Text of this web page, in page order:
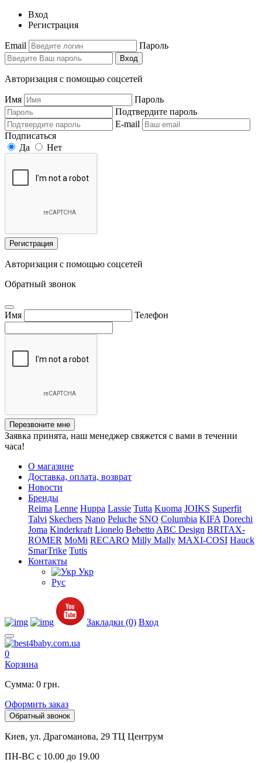
Вход
Регистрация
Email Пароль
Вход
Авторизация с помощью соцсетей
Имя
Пароль
Подтвердите пароль
E-mail
Подписаться
Да
Нет
Регистрация
Авторизация с помощью соцсетей
Обратный звонок
Имя Телефон
Перезвоните мне
Заявка принята, наш менеджер свяжется с вами в течении
часа!
О магазине
Доставка, оплата, возврат
Новости
Бренды
Reima Lenne Huppa Lassie Tutta Kuoma JOIKS Superfit
Talvi Skechers Nano Peluche SNO Columbia KIFA Dorechi
Joma Kinderkraft Lionelo Bebetto ABC Design BRITAX-
ROMER MoMi RECARO Milly Mally MAXI-COSI Hauck
SmarTrike Tutis
Контакты
Укр
Рус
Закладки (0) Вход
0
Корзина
Сумма: 0 грн.
Оформить заказ
Обратный звонок
Киев, ул. Драгоманова, 29 ТЦ Центрум
ПН-ВС с 10.00 до 19.00